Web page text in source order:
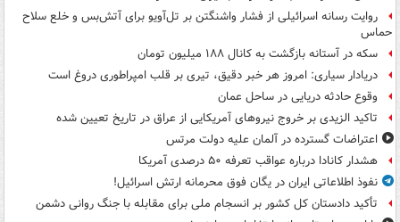
روایت رسانه اسرائیلی از فشار واشنگتن بر تل‌آویو برای آتش‌بس و خلع سلاح
حماس
سکه در آستانه بازگشت به کانال ۱۸۸ میلیون تومان
دریادار سیاری: امروز هر خبر دقیق، تیری بر قلب امپراطوری دروغ است
وقوع حادثه دریایی در ساحل عمان
تاکید الزیدی بر خروج نیروهای آمریکایی از عراق در تاریخ تعیین شده
اعتراضات گسترده در آلمان علیه دولت مرتس
هشدار کانادا درباره عواقب تعرفه ۵۰ درصدی آمریکا
نفوذ اطلاعاتی ایران در یگان فوق محرمانه ارتش اسرائیل!
تأکید دادستان کل کشور بر انسجام ملی برای مقابله با جنگ روانی دشمن